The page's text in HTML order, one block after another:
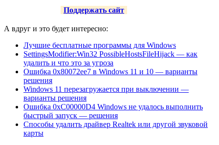
Поддержать сайт
А вдруг и это будет интересно:
Лучшие бесплатные программы для Windows
SettingsModifier:Win32 PossibleHostsFileHijack — как
удалить и что это за угроза
Ошибка 0x80072ee7 в Windows 11 и 10 — варианты
решения
Windows 11 перезагружается при выключении —
варианты решения
Ошибка 0xC00000D4 Windows не удалось выполнить
быстрый запуск — решения
Способы удалить драйвер Realtek или другой звуковой
карты